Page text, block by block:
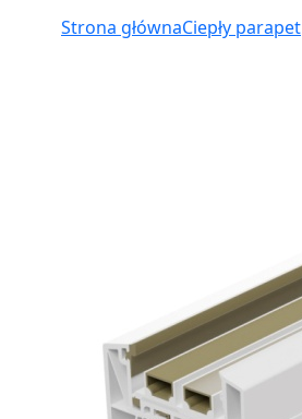
Strona głównaCiepły parapet